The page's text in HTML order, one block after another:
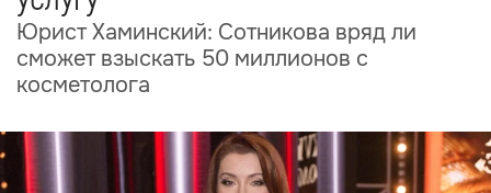
Юрист Хаминский: Сотникова вряд ли
сможет взыскать 50 миллионов с
косметолога